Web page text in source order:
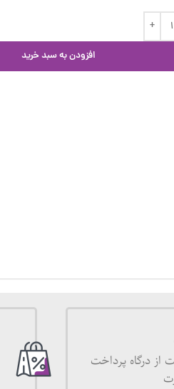
افزودن به سبد خرید
از درگاه پرداخت